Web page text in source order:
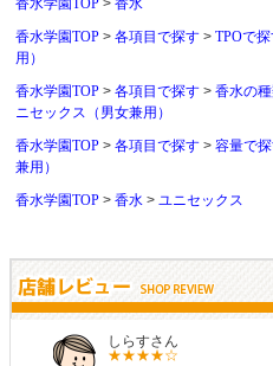
香水学園TOP
香水
香水学園TOP
各項目で探す TPOで
用）
香水学園TOP
各項目で探す 香水の
ニセックス（男女兼用）
香水学園TOP
各項目で探す 容量で
兼用）
香水学園TOP
香水 ユニセックス
しらすさん